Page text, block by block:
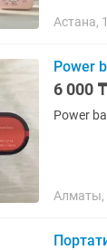
Астана,
Power
6 000 ₸
Power
Алматы,